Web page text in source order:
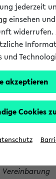
beim
Vereinbarung
jederzeit
einsehen
widerrufen.
und
akzeptieren
Cookies